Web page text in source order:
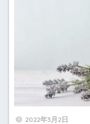
2022年3月2日